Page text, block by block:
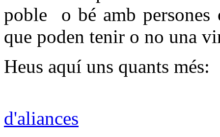
poble o bé amb persones
que poden tenir o no una
Heus aquí uns quants més:
d'aliances